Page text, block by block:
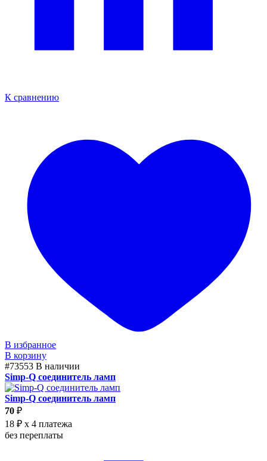
К сравнению
В избранное
В корзину
#73553 В наличии
Simp-Q соединитель ламп
Simp-Q соединитель ламп
70 ₽
18 ₽ x 4 платежа
без переплаты